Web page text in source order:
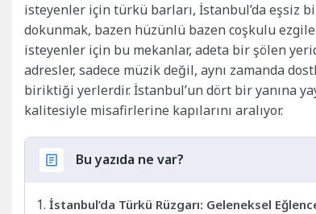
isteyenler için türkü barları, İstanbul’da eşsiz
dokunmak, bazen hüzünlü bazen coşkulu
isteyenler için bu mekanlar, adeta bir şölen
adresler, sadece müzik değil, aynı zamanda
biriktiği yerlerdir. İstanbul’un dört bir yanına
kalitesiyle misafirlerine kapılarını aralıyor.
Bu yazıda ne var?
İstanbul’da Türkü Rüzgarı: Geleneksel